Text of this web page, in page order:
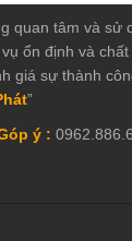
quan tâm và sử
ổn định và
giá sự thành
”
ý :